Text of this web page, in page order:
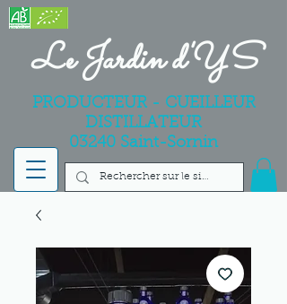
Le Jardin d'YS
PRODUCTEUR - CUEILLEUR
DISTILLATEUR
03240 Saint-Sornin